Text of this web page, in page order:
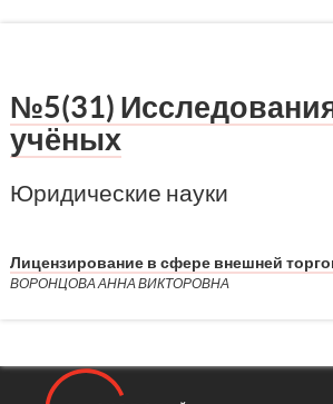
№5(31)
учёных
Юридические науки
Лицензирование в сфере внешней
ВОРОНЦОВА АННА ВИКТОРОВНА